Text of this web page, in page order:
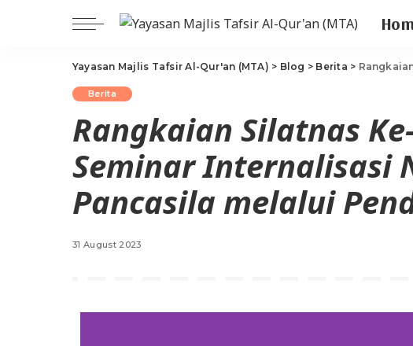
Yayasan Majlis Tafsir Al-Qur'an (MTA) > Blog > Berita > Rangkaian
Berita
Rangkaian Silatnas
Seminar Internalisasi
Pancasila melalui
31 August 2023